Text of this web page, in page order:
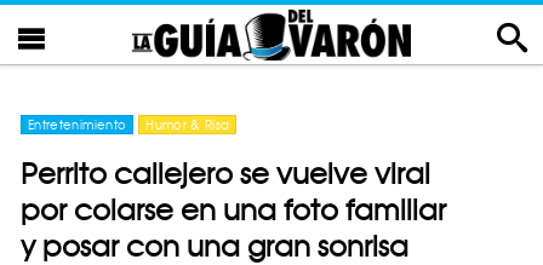
Entretenimiento Humor & Risa
Perrito callejero se vuelve viral
por colarse en una foto familiar
y posar con una gran sonrisa